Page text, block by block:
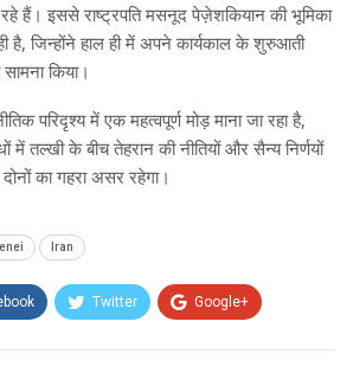
रहे हैं। इससे राष्ट्रपति मसनूद पेज़ेशकियान की भूमिका
है, जिन्होंने हाल ही में अपने कार्यकाल के शुरुआती
किया।
परिदृश्य में एक महत्वपूर्ण मोड़ माना जा रहा है,
में तल्खी के बीच तेहरान की नीतियों और सैन्य निर्णयों
का गहरा असर रहेगा।
Iran
Twitter Google+